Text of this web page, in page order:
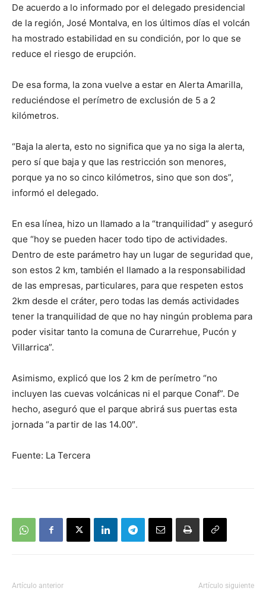
De acuerdo a lo informado por el delegado presidencial
de la región, José Montalva, en los últimos días el volcán
ha mostrado estabilidad en su condición, por lo que se
reduce el riesgo de erupción.
De esa forma, la zona vuelve a estar en Alerta Amarilla,
reduciéndose el perímetro de exclusión de 5 a 2
kilómetros.
“Baja la alerta, esto no significa que ya no siga la alerta,
pero sí que baja y que las restricción son menores,
porque ya no so cinco kilómetros, sino que son dos”,
informó el delegado.
En esa línea, hizo un llamado a la “tranquilidad” y aseguró
que “hoy se pueden hacer todo tipo de actividades.
Dentro de este parámetro hay un lugar de seguridad que,
son estos 2 km, también el llamado a la responsabilidad
de las empresas, particulares, para que respeten estos
2km desde el cráter, pero todas las demás actividades
tener la tranquilidad de que no hay ningún problema para
poder visitar tanto la comuna de Curarrehue, Pucón y
Villarrica”.
Asimismo, explicó que los 2 km de perímetro “no
incluyen las cuevas volcánicas ni el parque Conaf”. De
hecho, aseguró que el parque abrirá sus puertas esta
jornada “a partir de las 14.00″.
Fuente: La Tercera
Artículo anterior Artículo siguiente